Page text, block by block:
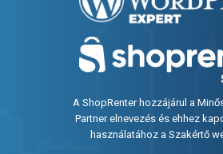
A ShopRenter hozzájárul a
Partner elnevezés és ehhez
használatához a Szakértő